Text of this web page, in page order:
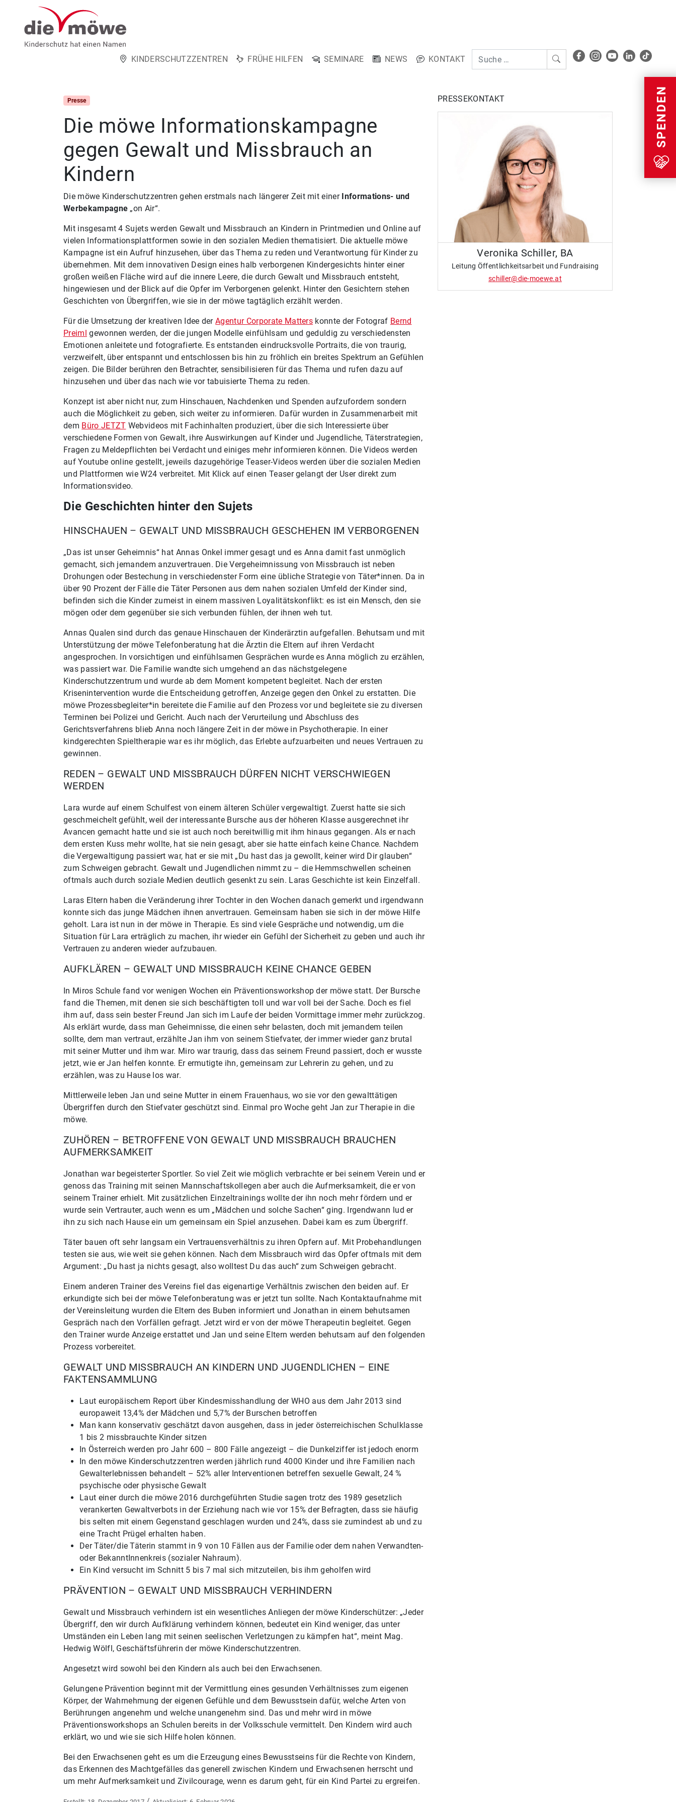
Weiter zum Inhalt
KINDERSCHUTZZENTREN FRÜHE HILFEN SEMINARE NEWS
KONTAKT
Menu
SPENDEN
Presse
Die möwe Informationskampagne
gegen Gewalt und Missbrauch an
Kindern
Die möwe Kinderschutzzentren gehen erstmals nach längerer Zeit mit einer Informations- und
Werbekampagne „on Air“.
Mit insgesamt 4 Sujets werden Gewalt und Missbrauch an Kindern in Printmedien und Online auf
vielen Informationsplattformen sowie in den sozialen Medien thematisiert. Die aktuelle möwe
Kampagne ist ein Aufruf hinzusehen, über das Thema zu reden und Verantwortung für Kinder zu
übernehmen. Mit dem innovativen Design eines halb verborgenen Kindergesichts hinter einer
großen weißen Fläche wird auf die innere Leere, die durch Gewalt und Missbrauch entsteht,
hingewiesen und der Blick auf die Opfer im Verborgenen gelenkt. Hinter den Gesichtern stehen
Geschichten von Übergriffen, wie sie in der möwe tagtäglich erzählt werden.
Für die Umsetzung der kreativen Idee derAgentur Corporate Matters konnte der Fotograf Bernd
Preiml gewonnen werden, der die jungen Modelle einfühlsam und geduldig zu verschiedensten
Emotionen anleitete und fotografierte. Es entstanden eindrucksvolle Portraits, die von traurig,
verzweifelt, über entspannt und entschlossen bis hin zu fröhlich ein breites Spektrum an Gefühlen
zeigen. Die Bilder berühren den Betrachter, sensibilisieren für das Thema und rufen dazu auf
hinzusehen und über das nach wie vor tabuisierte Thema zu reden.
Konzept ist aber nicht nur, zum Hinschauen, Nachdenken und Spenden aufzufordern sondern
auch die Möglichkeit zu geben, sich weiter zu informieren. Dafür wurden in Zusammenarbeit mit
dem Büro JETZT Webvideos mit Fachinhalten produziert, über die sich Interessierte über
verschiedene Formen von Gewalt, ihre Auswirkungen auf Kinder und Jugendliche, Täterstrategien,
Fragen zu Meldepflichten bei Verdacht und einiges mehr informieren können. Die Videos werden
auf Youtube online gestellt, jeweils dazugehörige Teaser-Videos werden über die sozialen Medien
und Plattformen wie W24 verbreitet. Mit Klick auf einen Teaser gelangt der User direkt zum
Informationsvideo.
Die Geschichten hinter den Sujets
HINSCHAUEN – GEWALT UND MISSBRAUCH GESCHEHEN IM VERBORGENEN
„Das ist unser Geheimnis“ hat Annas Onkel immer gesagt und es Anna damit fast unmöglich
gemacht, sich jemandem anzuvertrauen. Die Vergeheimnissung von Missbrauch ist neben
Drohungen oder Bestechung in verschiedenster Form eine übliche Strategie von Täter*innen. Da in
über 90 Prozent der Fälle die Täter Personen aus dem nahen sozialen Umfeld der Kinder sind,
befinden sich die Kinder zumeist in einem massiven Loyalitätskonflikt: es ist ein Mensch, den sie
mögen oder dem gegenüber sie sich verbunden fühlen, der ihnen weh tut.
Annas Qualen sind durch das genaue Hinschauen der Kinderärztin aufgefallen. Behutsam und mit
Unterstützung der möwe Telefonberatung hat die Ärztin die Eltern auf ihren Verdacht
angesprochen. In vorsichtigen und einfühlsamen Gesprächen wurde es Anna möglich zu erzählen,
was passiert war. Die Familie wandte sich umgehend an das nächstgelegene
Kinderschutzzentrum und wurde ab dem Moment kompetent begleitet. Nach der ersten
Krisenintervention wurde die Entscheidung getroffen, Anzeige gegen den Onkel zu erstatten. Die
möwe Prozessbegleiter*in bereitete die Familie auf den Prozess vor und begleitete sie zu diversen
Terminen bei Polizei und Gericht. Auch nach der Verurteilung und Abschluss des
Gerichtsverfahrens blieb Anna noch längere Zeit in der möwe in Psychotherapie. In einer
kindgerechten Spieltherapie war es ihr möglich, das Erlebte aufzuarbeiten und neues Vertrauen zu
gewinnen.
REDEN – GEWALT UND MISSBRAUCH DÜRFEN NICHT VERSCHWIEGEN
WERDEN
Lara wurde auf einem Schulfest von einem älteren Schüler vergewaltigt. Zuerst hatte sie sich
geschmeichelt gefühlt, weil der interessante Bursche aus der höheren Klasse ausgerechnet ihr
Avancen gemacht hatte und sie ist auch noch bereitwillig mit ihm hinaus gegangen. Als er nach
dem ersten Kuss mehr wollte, hat sie nein gesagt, aber sie hatte einfach keine Chance. Nachdem
die Vergewaltigung passiert war, hat er sie mit „Du hast das ja gewollt, keiner wird Dir glauben“
zum Schweigen gebracht. Gewalt und Jugendlichen nimmt zu – die Hemmschwellen scheinen
oftmals auch durch soziale Medien deutlich gesenkt zu sein. Laras Geschichte ist kein Einzelfall.
Laras Eltern haben die Veränderung ihrer Tochter in den Wochen danach gemerkt und irgendwann
konnte sich das junge Mädchen ihnen anvertrauen. Gemeinsam haben sie sich in der möwe Hilfe
geholt. Lara ist nun in der möwe in Therapie. Es sind viele Gespräche und notwendig, um die
Situation für Lara erträglich zu machen, ihr wieder ein Gefühl der Sicherheit zu geben und auch ihr
Vertrauen zu anderen wieder aufzubauen.
AUFKLÄREN – GEWALT UND MISSBRAUCH KEINE CHANCE GEBEN
In Miros Schule fand vor wenigen Wochen ein Präventionsworkshop der möwe statt. Der Bursche
fand die Themen, mit denen sie sich beschäftigten toll und war voll bei der Sache. Doch es fiel
ihm auf, dass sein bester Freund Jan sich im Laufe der beiden Vormittage immer mehr zurückzog.
Als erklärt wurde, dass man Geheimnisse, die einen sehr belasten, doch mit jemandem teilen
sollte, dem man vertraut, erzählte Jan ihm von seinem Stiefvater, der immer wieder ganz brutal
mit seiner Mutter und ihm war. Miro war traurig, dass das seinem Freund passiert, doch er wusste
jetzt, wie er Jan helfen konnte. Er ermutigte ihn, gemeinsam zur Lehrerin zu gehen, und zu
erzählen, was zu Hause los war.
Mittlerweile leben Jan und seine Mutter in einem Frauenhaus, wo sie vor den gewalttätigen
Übergriffen durch den Stiefvater geschützt sind. Einmal pro Woche geht Jan zur Therapie in die
möwe.
ZUHÖREN – BETROFFENE VON GEWALT UND MISSBRAUCH BRAUCHEN
AUFMERKSAMKEIT
Jonathan war begeisterter Sportler. So viel Zeit wie möglich verbrachte er bei seinem Verein und er
genoss das Training mit seinen Mannschaftskollegen aber auch die Aufmerksamkeit, die er von
seinem Trainer erhielt. Mit zusätzlichen Einzeltrainings wollte der ihn noch mehr fördern und er
wurde sein Vertrauter, auch wenn es um „Mädchen und solche Sachen“ ging. Irgendwann lud er
ihn zu sich nach Hause ein um gemeinsam ein Spiel anzusehen. Dabei kam es zum Übergriff.
Täter bauen oft sehr langsam ein Vertrauensverhältnis zu ihren Opfern auf. Mit Probehandlungen
testen sie aus, wie weit sie gehen können. Nach dem Missbrauch wird das Opfer oftmals mit dem
Argument: „Du hast ja nichts gesagt, also wolltest Du das auch“ zum Schweigen gebracht.
Einem anderen Trainer des Vereins fiel das eigenartige Verhältnis zwischen den beiden auf. Er
erkundigte sich bei der möwe Telefonberatung was er jetzt tun sollte. Nach Kontaktaufnahme mit
der Vereinsleitung wurden die Eltern des Buben informiert und Jonathan in einem behutsamen
Gespräch nach den Vorfällen gefragt. Jetzt wird er von der möwe Therapeutin begleitet. Gegen
den Trainer wurde Anzeige erstattet und Jan und seine Eltern werden behutsam auf den folgenden
Prozess vorbereitet.
GEWALT UND MISSBRAUCH AN KINDERN UND JUGENDLICHEN – EINE
FAKTENSAMMLUNG
Laut europäischem Report über Kindesmisshandlung der WHO aus dem Jahr 2013 sind
europaweit 13,4% der Mädchen und 5,7% der Burschen betroffen
Man kann konservativ geschätzt davon ausgehen, dass in jeder österreichischen Schulklasse
1 bis 2 missbrauchte Kinder sitzen
In Österreich werden pro Jahr 600 – 800 Fälle angezeigt – die Dunkelziffer ist jedoch enorm
In den möwe Kinderschutzzentren werden jährlich rund 4000 Kinder und ihre Familien nach
Gewalterlebnissen behandelt – 52% aller Interventionen betreffen sexuelle Gewalt, 24 %
psychische oder physische Gewalt
Laut einer durch die möwe 2016 durchgeführten Studie sagen trotz des 1989 gesetzlich
verankerten Gewaltverbots in der Erziehung nach wie vor 15% der Befragten, dass sie häufig
bis selten mit einem Gegenstand geschlagen wurden und 24%, dass sie zumindest ab und zu
eine Tracht Prügel erhalten haben.
Der Täter/die Täterin stammt in 9 von 10 Fällen aus der Familie oder dem nahen Verwandten-
oder BekanntInnenkreis (sozialer Nahraum).
Ein Kind versucht im Schnitt 5 bis 7 mal sich mitzuteilen, bis ihm geholfen wird
PRÄVENTION – GEWALT UND MISSBRAUCH VERHINDERN
Gewalt und Missbrauch verhindern ist ein wesentliches Anliegen der möwe Kinderschützer: „Jeder
Übergriff, den wir durch Aufklärung verhindern können, bedeutet ein Kind weniger, das unter
Umständen ein Leben lang mit seinen seelischen Verletzungen zu kämpfen hat“, meint Mag.
Hedwig Wölfl, Geschäftsführerin der möwe Kinderschutzzentren.
Angesetzt wird sowohl bei den Kindern als auch bei den Erwachsenen.
Gelungene Prävention beginnt mit der Vermittlung eines gesunden Verhältnisses zum eigenen
Körper, der Wahrnehmung der eigenen Gefühle und dem Bewusstsein dafür, welche Arten von
Berührungen angenehm und welche unangenehm sind. Das und mehr wird in möwe
Präventionsworkshops an Schulen bereits in der Volksschule vermittelt. Den Kindern wird auch
erklärt, wo und wie sie sich Hilfe holen können.
Bei den Erwachsenen geht es um die Erzeugung eines Bewusstseins für die Rechte von Kindern,
das Erkennen des Machtgefälles das generell zwischen Kindern und Erwachsenen herrscht und
um mehr Aufmerksamkeit und Zivilcourage, wenn es darum geht, für ein Kind Partei zu ergreifen.
PRESSEKONTAKT
Veronika Schiller, BA
Leitung Öffentlichkeitsarbeit und Fundraising
schiller@die-moewe.at